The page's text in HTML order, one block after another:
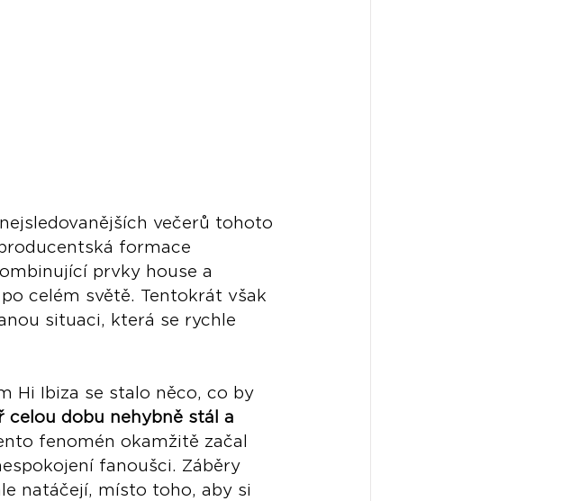
večerů tohoto
formace
prvky house a
celém světě. Tentokrát však
situaci, která se rychle
Hi Ibiza se stalo něco, co by
dobu nehybně stál a
fenomén okamžitě začal
fanoušci. Záběry
natáčejí, místo toho, aby si